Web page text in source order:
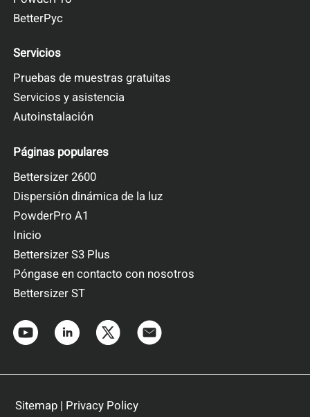
BeDensi B1-S
Volumenómetro Scott
Medición: Densidad aparente
ASTM e ISO
Más información Solicitar un presupuesto
BeDensi B1
Medidor de densidad aparente
BetterPyc
Servicios
Pruebas de muestras gratuitas
Servicios y asistencia
Autoinstalación
Páginas populares
Bettersizer 2600
Dispersión dinámica de la luz
PowderPro A1
Inicio
Bettersizer S3 Plus
Póngase en contacto con nosotros
Bettersizer ST
Sitemap| Privacy Policy